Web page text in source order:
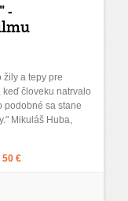
-
žily a tepy pre
keď človeku natrvalo
podobné sa stane
Mikuláš Huba,
50 €